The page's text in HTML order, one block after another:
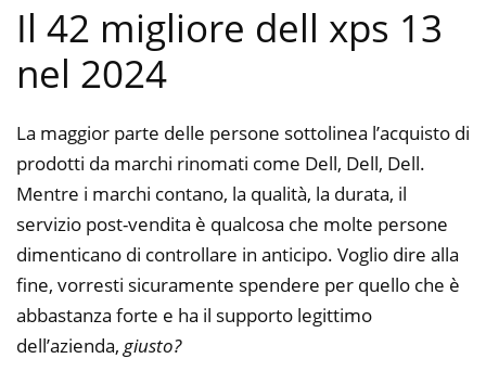
Il 42 migliore dell xps 13
nel 2024
La maggior parte delle persone sottolinea l’acquisto di
prodotti da marchi rinomati come Dell, Dell, Dell.
Mentre i marchi contano, la qualità, la durata, il
servizio post-vendita è qualcosa che molte persone
dimenticano di controllare in anticipo. Voglio dire alla
fine, vorresti sicuramente spendere per quello che è
abbastanza forte e ha il supporto legittimo
dell’azienda, giusto?